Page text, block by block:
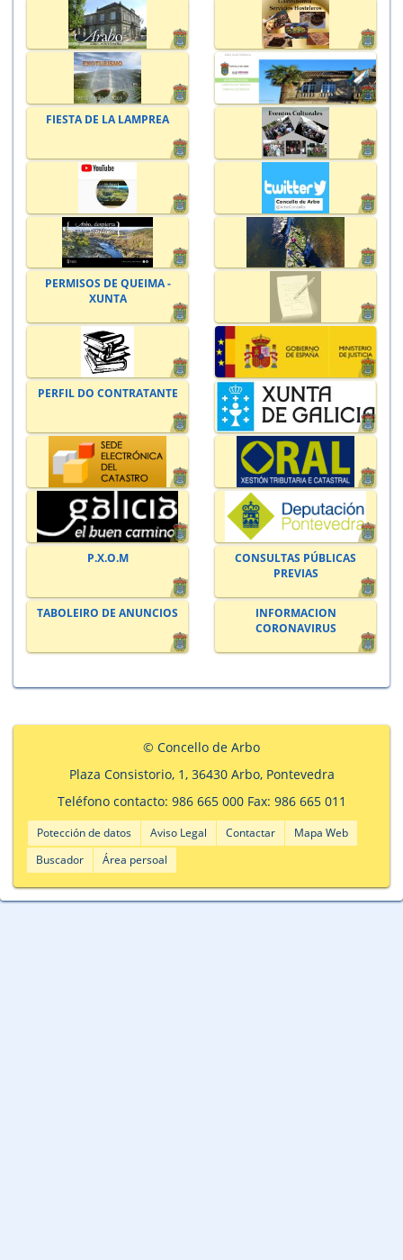
FIESTA DE LA LAMPREA
PERMISOS DE QUEIMA -
XUNTA
PERFIL DO CONTRATANTE
P.X.O.M
CONSULTAS PÚBLICAS
PREVIAS
TABOLEIRO DE ANUNCIOS
INFORMACION
CORONAVIRUS
© Concello de Arbo
Plaza Consistorio, 1, 36430 Arbo, Pontevedra
Teléfono contacto: 986 665 000 Fax: 986 665 011
Potección de datos Aviso Legal Contactar
Mapa Web
Buscador
Área persoal